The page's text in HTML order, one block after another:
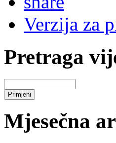
Verzija za
Pretraga
Mjesečna